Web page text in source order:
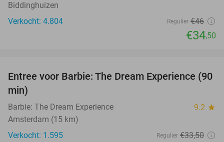
Biddinghuizen
Verkocht: 4.804
Regulier €46
€34,50
30%
Entree voor Barbie: The Dream Experience (90
min)
Barbie: The Dream Experience 9.2 star
Amsterdam (15 km)
Verkocht: 1.595
Regulier €33,50